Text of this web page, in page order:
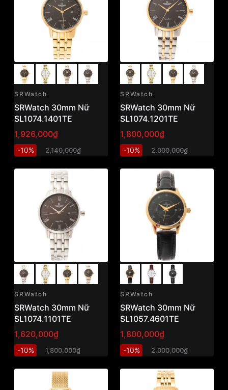
SRWatch
SRWatch 30mm Nữ
SL1074.1401TE
1,926,000₫
-10% 2,140,000₫
SRWatch
SRWatch 30mm Nữ
SL1074.1201TE
1,800,000₫
-10% 2,000,000₫
SRWatch
SRWatch 30mm Nữ
SL1074.1101TE
1,620,000₫
-10% 1,800,000₫
SRWatch
SRWatch 30mm Nữ
SL1057.4601TE
1,800,000₫
-10% 2,000,000₫